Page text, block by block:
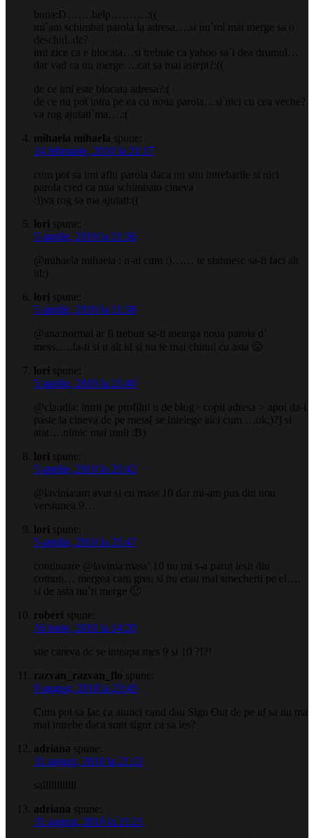
buna:D…….help……….:((
mi`am schimbat parola la adresa….si nu`mi mai merge sa o
deschid..dc?
imi zice ca e blocata…si trebuie ca yahoo sa`i dea drumul…
dar vad ca nu merge….cat sa mai astept?:((
de ce imi este blocata adresa?:(
de ce nu pot intra pe ea cu noua parola…si nici cu cea veche?
va rog ajutati`ma….:(
mihaela mihaela spune:
14 februarie, 2010 la 21:17
cum pot sa imi aflu parola daca nu stiu intrebarile si nici
parola cred ca mia schimbato cineva
:))va rog sa ma ajutati:((
lori spune:
5 aprilie, 2010 la 21:36
@mihaela mihaela : n-ai cum :)…… te sfatuiesc sa-ti faci alt
id;)
lori spune:
5 aprilie, 2010 la 21:38
@ana:normal ar fi trebuit sa-ti mearga noua parola d’
mess…..fa-ti si u alt id si nu te mai chinui cu asta 😛
lori spune:
5 aprilie, 2010 la 21:40
@claudia: intrii pe profilul u de blog> copii adresa > apoi da-i
paste la cineva de pe mess[ se intelege aici cum …ok;)?] si
atat….nimic mai mult :B)
lori spune:
5 aprilie, 2010 la 21:42
@lavinia:am avut si eu mass 10 dar mi-am pus din nou
versiunea 9…
lori spune:
5 aprilie, 2010 la 21:47
continuare @lavinia:mass’ 10 nu mi s-a parut iesit din
comun… mergea cam greu si nu erau mai smecherii pe el….
si de asta nu’ti merge 🙂
robert spune:
16 iunie, 2010 la 14:20
stie careva dc se inteapa mes 9 si 10 ?!?!
razvan_razvan_flo spune:
9 august, 2010 la 23:45
Cum pot sa fac ca atunci cand dau Sign Out de pe id sa nu ma
mai intrebe daca sunt sigur ca sa ies?
adriana spune:
31 august, 2010 la 21:12
sallllllllllll
adriana spune:
31 august, 2010 la 21:21